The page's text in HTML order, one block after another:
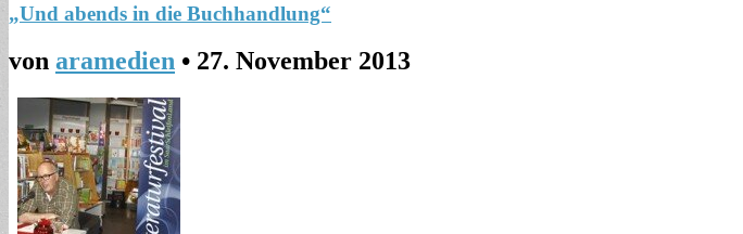
„Und abends in die Buchhandlung“
von aramedien • 27. November 2013